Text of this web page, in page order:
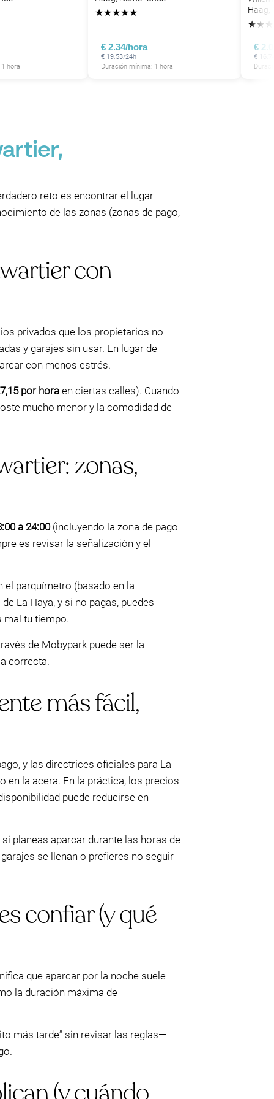
hora
★★★★★
€ 2.34/hora
€ 19.53/24h
Duración mínima: 1 hora
Haag,
★★ ★
€
€
reto es encontrar el lugar
de las zonas (zonas de pago,
con
privados que los propietarios no
y garajes sin usar. En lugar de
con menos estrés.
por horaen ciertas calles). Cuando
mucho menor y la comodidad de
zonas,
a 24:00(incluyendo la zona de pago
es revisar la señalización y el
parquímetro (basado en la
La Haya, y si no pagas, puedes
mal tu tiempo.
de Mobypark puede ser la
correcta.
más fácil,
y las directrices oficiales para La
en la acera. En la práctica, los precios
puede reducirse en
planeas aparcar durante las horas de
se llenan o prefieres no seguir
confiar (y qué
que aparcar por la noche suele
la duración máxima de
más tarde” sin revisar las reglas—